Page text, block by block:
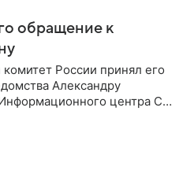
обращение к
России принял его
Александру
центра СК